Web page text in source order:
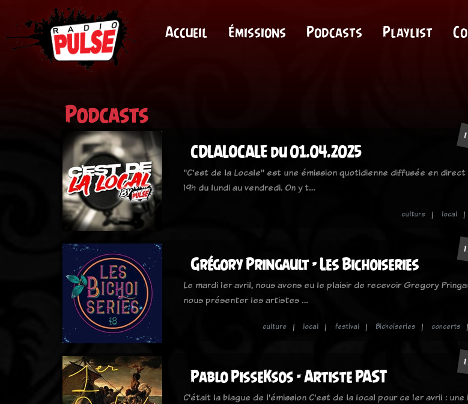
Accueil Émissions Podcasts Playlist
Podcasts
CDLALOCALE du 01.04.2025
"C'est de la Locale" est une émission quotidienne diffusée en direct
19h du lundi au vendredi. On y t…
culture local
Grégory Pringault - Les Bichoiseries
Le mardi 1er avril, nous avons eu le plaisir de recevoir Gregory
nous présenter les artistes …
culture local festival Bichoiseries concerts
Pablo PisseKsos - Artiste PAST
C'était la blague de l'émission C'est de la local pour ce 1er avril : une